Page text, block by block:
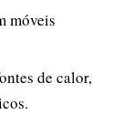
móveis
de calor,